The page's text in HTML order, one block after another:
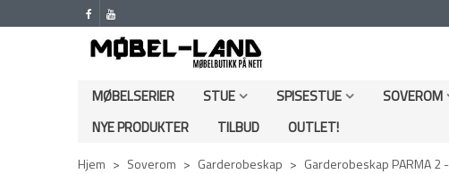
MØBELSERIER STUE SPISESTUE SOVEROM
NYE PRODUKTER
TILBUD OUTLET!
Hjem > Soverom > Garderobeskap > Garderobeskap PARMA